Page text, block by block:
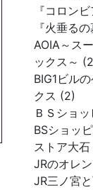
『コロン
『火垂る
AOIA～ス
ックス～
BIG1ビル
クス (2)
ＢＳショ
BSショッ
ストア大石
JRのオレ
JR三ノ宮